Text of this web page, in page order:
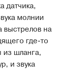
датчика,
молнии
выстрелов на
где-то
из шланга,
и звука